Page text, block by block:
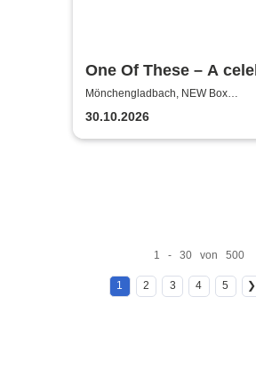
One Of These – A
of Pink Floyd / Live at
Pompeii
Mönchengladbach, NEW Box
Mönchengladbach
30.10.2026
1 - 30 von 500
1 2 3 4 5 ❯